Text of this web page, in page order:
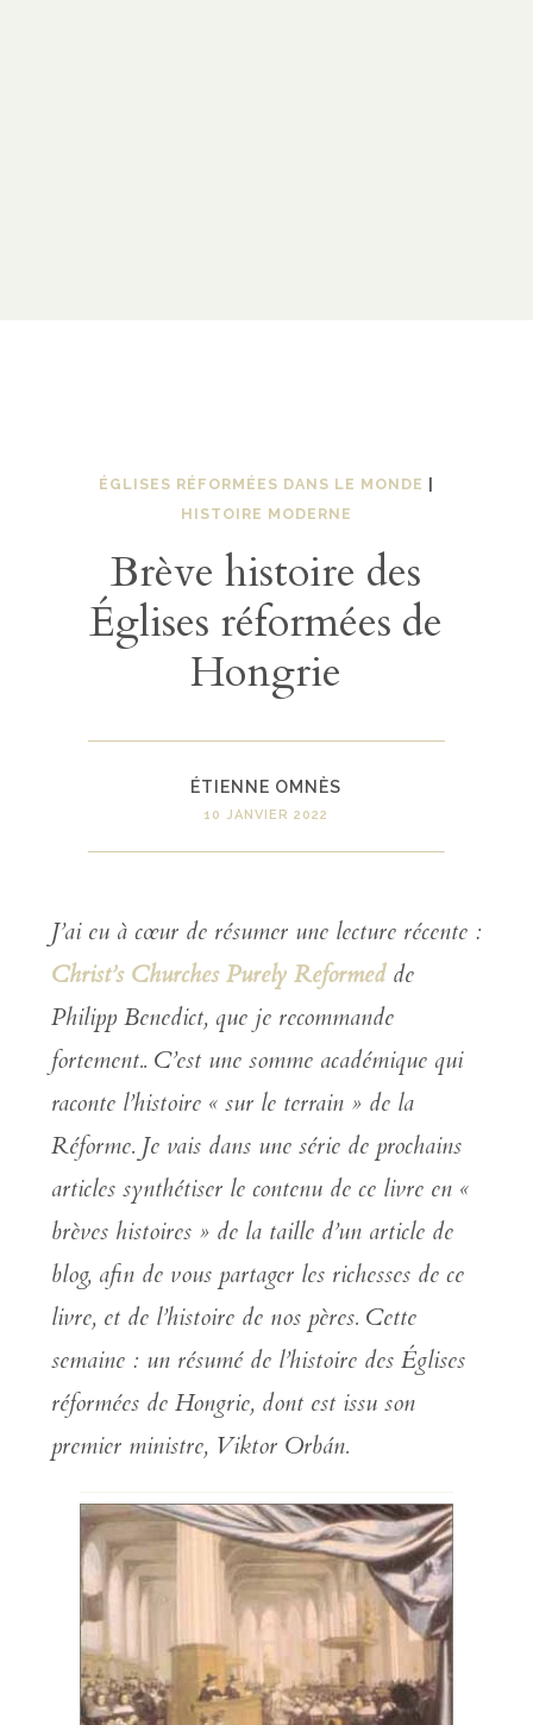
ÉGLISES RÉFORMÉES DANS LE MONDE
HISTOIRE MODERNE
Brève histoire des
Églises réformées de
Hongrie
ÉTIENNE OMNÈS
10 JANVIER 2022
J’ai eu à cœur de résumer une lecture récente :
Christ’s Churches Purely Reformedde
Philipp Benedict, que je recommande
fortement.. C’est une somme académique qui
raconte l’histoire « sur le terrain » de la
Réforme. Je vais dans une série de prochains
articles synthétiser le contenu de ce livre en «
brèves histoires » de la taille d’un article de
blog, afin de vous partager les richesses de ce
livre, et de l’histoire de nos pères. Cette
semaine : un résumé de l’histoire des Églises
réformées de Hongrie, dont est issu son
premier ministre, Viktor Orbán.